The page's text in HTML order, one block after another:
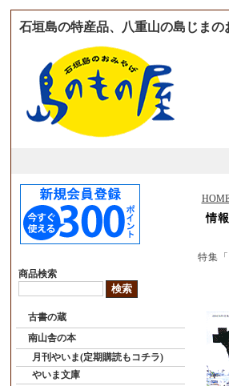
石垣島の特産品、八重山の島じまの
商品検索
古書の蔵
南山舎の本
月刊やいま(定期購読もコチラ)
やいま文庫
情
特集